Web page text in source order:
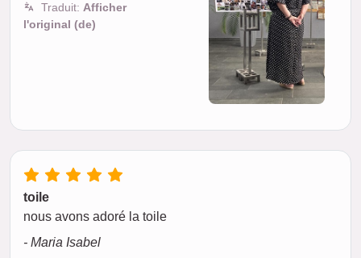
Traduit: Afficher
l'original (de)
toile
nous avons adoré la toile
- Maria Isabel